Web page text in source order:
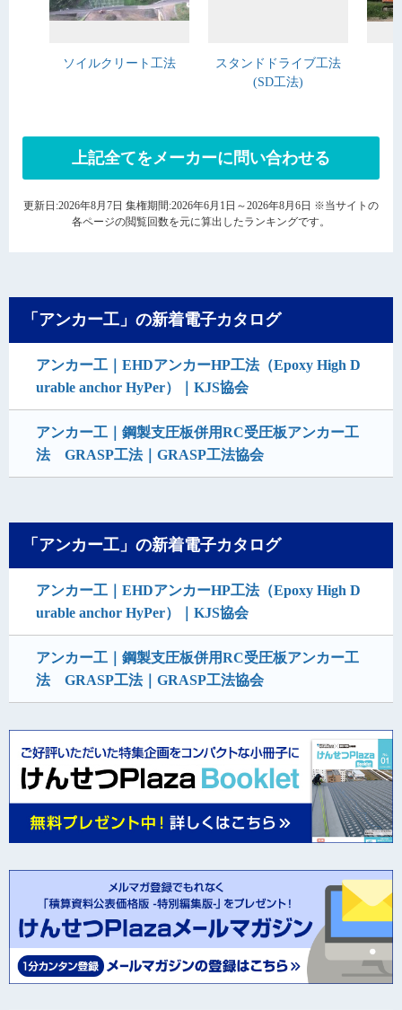
ソイルクリート工法
スタンドドライブ工法
(SD工法)
上記全てをメーカーに問い合わせる
更新日:2026年8月7日 集権期間:2026年6月1日～2026年8月6日 ※当サイトの
各ページの閲覧回数を元に算出したランキングです。
「アンカー工」の新着電子カタログ
アンカー工｜EHDアンカーHP工法（Epoxy High D
urable anchor HyPer）｜KJS協会
アンカー工｜鋼製支圧板併用RC受圧板アンカー工
法 GRASP工法｜GRASP工法協会
「アンカー工」の新着電子カタログ
アンカー工｜EHDアンカーHP工法（Epoxy High D
urable anchor HyPer）｜KJS協会
アンカー工｜鋼製支圧板併用RC受圧板アンカー工
法 GRASP工法｜GRASP工法協会